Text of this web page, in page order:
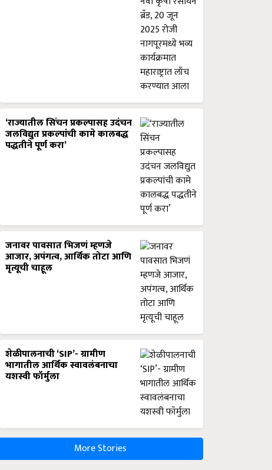
‘राज्यातील सिंचन प्रकल्पासह उदंचन
जलविद्युत प्रकल्पांची कामे कालबद्ध
पद्धतीने पूर्ण करा’
जनावर पावसात भिजणं म्हणजे
आजार, अपंगत्व, आर्थिक तोटा आणि
मृत्यूची चाहूल
शेळीपालनाची ‘SIP’- ग्रामीण
भागातील आर्थिक स्वावलंबनाचा
यशस्वी फॉर्मुला
More Stories